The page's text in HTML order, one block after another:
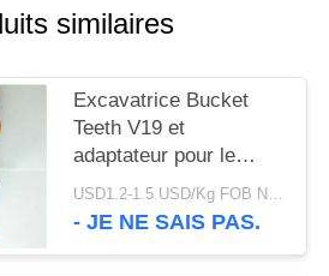
similaires
Excavatrice Bucket
Teeth V19 et
adaptateur pour le
travail de forage d'huile
et de mer
USD1.2-1.5 USD/Kg FOB Ningbo MOQ:2 tonnes
- JE NE SAIS PAS.